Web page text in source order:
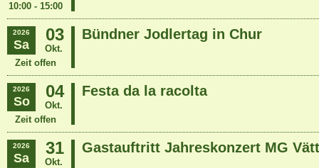
10:00 - 15:00
2026
Sa
03
Okt.
Zeit offen
Bündner Jodlertag in Chur
2026
So
04
Okt.
Zeit offen
Festa da la racolta
2026
Sa
31
Okt.
Gastauftritt Jahreskonzert MG